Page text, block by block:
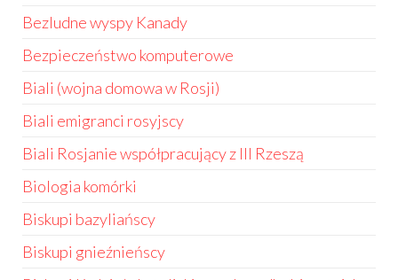
Bezludne wyspy Kanady
Bezpieczeństwo komputerowe
Biali (wojna domowa w Rosji)
Biali emigranci rosyjscy
Biali Rosjanie współpracujący z III Rzeszą
Biologia komórki
Biskupi bazyliańscy
Biskupi gnieźnieńscy